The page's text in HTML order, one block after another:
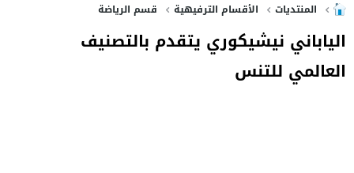
المنتديات الأقسام الترفيهية قسم الرياضة
الياباني نيشيكوري يتقدم بالتصنيف
العالمي للتنس